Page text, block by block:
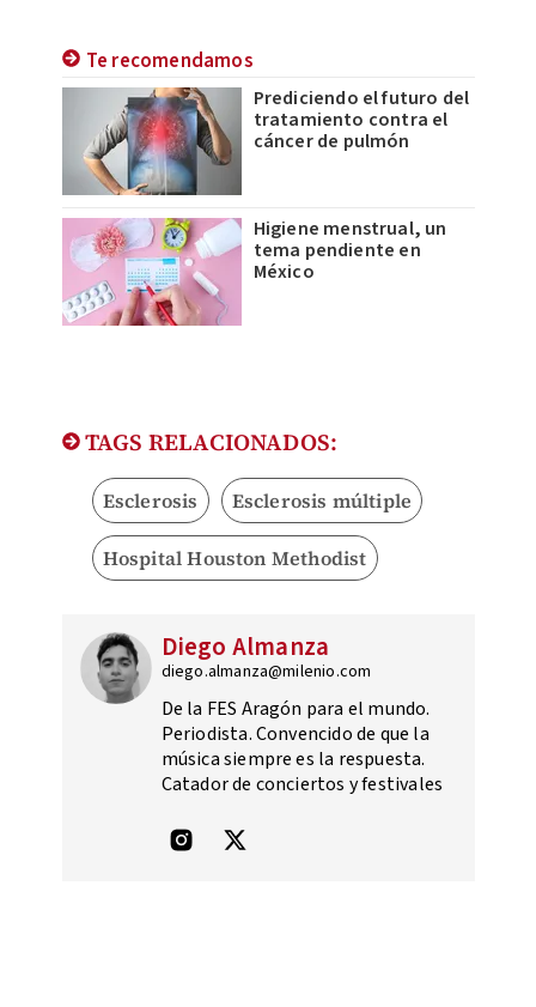
Te recomendamos
Prediciendo el futuro del
tratamiento contra el
cáncer de pulmón
Higiene menstrual, un
tema pendiente en
México
TAGS RELACIONADOS:
Esclerosis Esclerosis múltiple
Hospital Houston Methodist
Diego Almanza
diego.almanza@milenio.com
De la FES Aragón para el mundo.
Periodista. Convencido de que la
música siempre es la respuesta.
Catador de conciertos y festivales